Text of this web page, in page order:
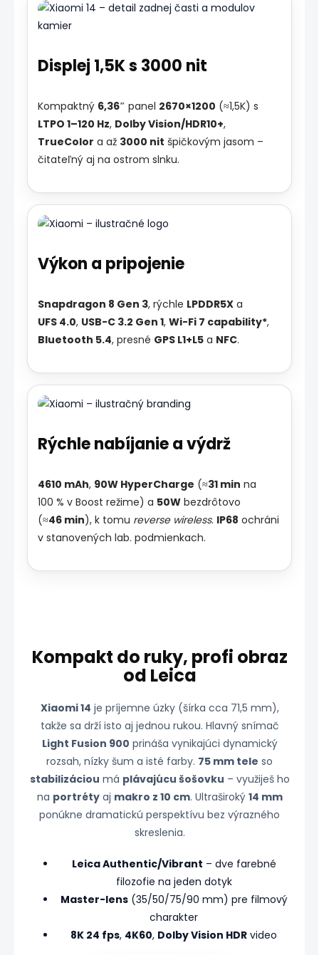
Displej 1,5K s 3000 nit
Kompaktný 6,36″ panel 2670×1200 (≈1,5K) s
LTPO 1–120 Hz, Dolby Vision/HDR10+,
TrueColor a až 3000 nit špičkovým jasom –
čitateľný aj na ostrom slnku.
Výkon a pripojenie
Snapdragon 8 Gen 3, rýchle LPDDR5Xa
UFS 4.0, USB-C 3.2 Gen 1, Wi-Fi 7 capability*,
Bluetooth 5.4, presné GPS L1+L5a NFC.
Rýchle nabíjanie a výdrž
4610 mAh, 90W HyperCharge (≈31 min na
100 % v Boost režime) a 50Wbezdrôtovo
(≈46 min), k tomu reverse wireless. IP68 ochráni
v stanovených lab. podmienkach.
Kompakt do ruky, profi obraz
od Leica
Xiaomi 14 je príjemne úzky (šírka cca 71,5 mm),
takže sa drží isto aj jednou rukou. Hlavný snímač
Light Fusion 900 prináša vynikajúci dynamický
rozsah, nízky šum a isté farby. 75 mm tele so
stabilizáciou má plávajúcu šošovku – využiješ ho
na portrétyaj makro z 10 cm. Ultraširoký 14 mm
ponúkne dramatickú perspektívu bez výrazného
skreslenia.
Leica Authentic/Vibrant – dve farebné
filozofie na jeden dotyk
Master-lens(35/50/75/90 mm) pre filmový
charakter
8K 24 fps, 4K60, Dolby Vision HDR video